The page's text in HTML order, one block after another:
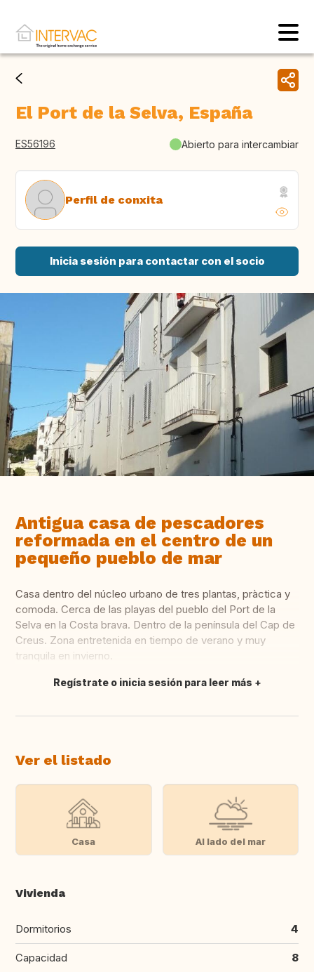
El Port de la Selva, España
ES56196 Abierto para intercambiar
Perfil de conxita
Inicia sesión para contactar con el socio
Antigua casa de pescadores
reformada en el centro de un
pequeño pueblo de mar
Casa dentro del núcleo urbano de tres plantas, pràctica y
comoda. Cerca de las playas del pueblo del Port de la
Selva en la Costa brava. Dentro de la península del Cap de
Creus. Zona entretenida en tiempo de verano y muy
tranquila en invierno.
Traducir
Regístrate o inicia sesión para leer más
Ver el listado
Casa Al lado del mar
Vivienda
Dormitorios 4
Capacidad 8